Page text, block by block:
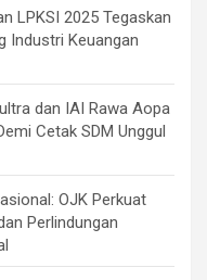
LPKSI 2025 Tegaskan
Industri Keuangan
dan IAI Rawa Aopa
Cetak SDM Unggul
OJK Perkuat
Perlindungan